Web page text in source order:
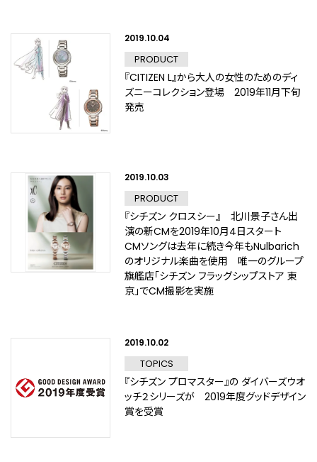
2019.10.04
PRODUCT
『CITIZEN L』から大人の女性のためのディ
ズニーコレクション登場 2019年11月下旬
発売
2019.10.03
PRODUCT
『シチズン クロスシー』 北川景子さん出
演の新CMを2019年10月4日スタート
CMソングは去年に続き今年もNulbarich
のオリジナル楽曲を使用 唯一のグループ
旗艦店「シチズン フラッグシップストア 東
京」でCM撮影を実施
2019.10.02
TOPICS
『シチズン プロマスター』の ダイバーズウオ
ッチ２シリーズが 2019年度グッドデザイン
賞を受賞